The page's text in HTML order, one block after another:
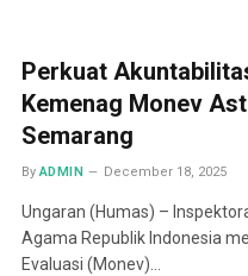
Perkuat
Kemenag Monev
Semarang
By ADMIN December 18, 2025
Ungaran (Humas) –
Agama Republik Indonesia
Evaluasi (Monev)…